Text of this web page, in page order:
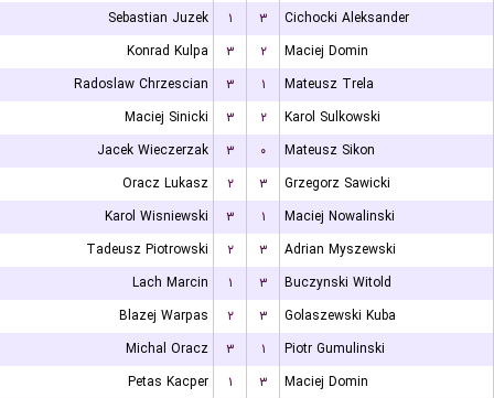
Sebastian Juzek
۱ ۳
Cichocki Aleksander
Konrad Kulpa
۳ ۲
Maciej Domin
Radoslaw Chrzescian
۳ ۱
Mateusz Trela
Maciej Sinicki
۳ ۲
Karol Sulkowski
Jacek Wieczerzak
۳ ۰
Mateusz Sikon
Oracz Lukasz
۲ ۳
Grzegorz Sawicki
Karol Wisniewski
۳ ۱
Maciej Nowalinski
Tadeusz Piotrowski
۲ ۳
Adrian Myszewski
Lach Marcin
۱ ۳
Buczynski Witold
Blazej Warpas
۲ ۳
Golaszewski Kuba
Michal Oracz
۳ ۱
Piotr Gumulinski
Petas Kacper
۱ ۳
Maciej Domin